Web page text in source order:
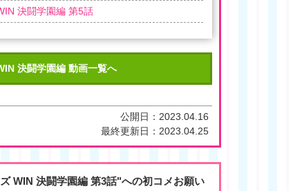
決闘学園編 第5話
決闘学園編 動画一覧へ
公開日： 2023.04.16
最終更新日： 2023.04.25
WIN 決闘学園編 第3話"への初コメお願い